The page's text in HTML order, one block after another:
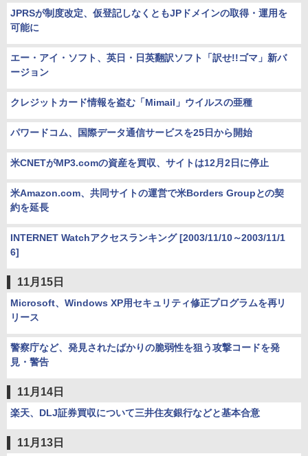
JPRSが制度改定、仮登記しなくともJPドメインの取得・運用を
可能に
エー・アイ・ソフト、英日・日英翻訳ソフト「訳せ!!ゴマ」新バ
ージョン
クレジットカード情報を盗む「Mimail」ウイルスの亜種
パワードコム、国際データ通信サービスを25日から開始
米CNETがMP3.comの資産を買収、サイトは12月2日に停止
米Amazon.com、共同サイトの運営で米Borders Groupとの契
約を延長
INTERNET Watchアクセスランキング [2003/11/10～2003/11/1
6]
11月15日
Microsoft、Windows XP用セキュリティ修正プログラムを再リ
リース
警察庁など、発見されたばかりの脆弱性を狙う攻撃コードを発
見・警告
11月14日
楽天、DLJ証券買収について三井住友銀行などと基本合意
11月13日